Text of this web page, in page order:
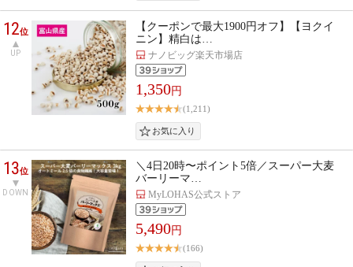
12位
UP
【クーポンで最大1900円オフ】【ヨクイ
ニン】精白は…
ナノビッグ楽天市場店
1,350円
(1,211)
13位
DOWN
＼4日20時〜ポイント5倍／スーパー大麦
バーリーマ…
MyLOHAS公式ストア
5,490円
(166)